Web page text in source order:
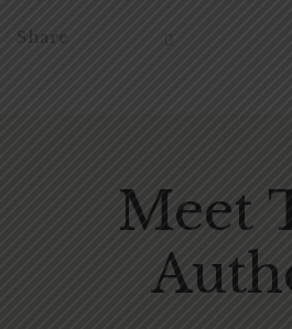
Share
Meet